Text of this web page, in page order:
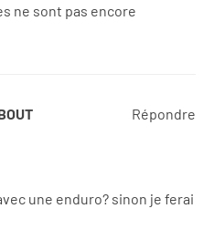
ne sont pas encore
une enduro? sinon je ferai
Répondre